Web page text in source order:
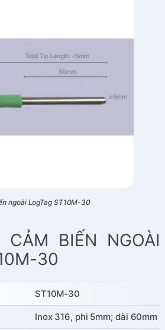
ngoài LogTag ST10M-30
CẢM BIẾN NGOÀI
30
ST10M-30
Inox 316, phi 5mm; dài 60mm